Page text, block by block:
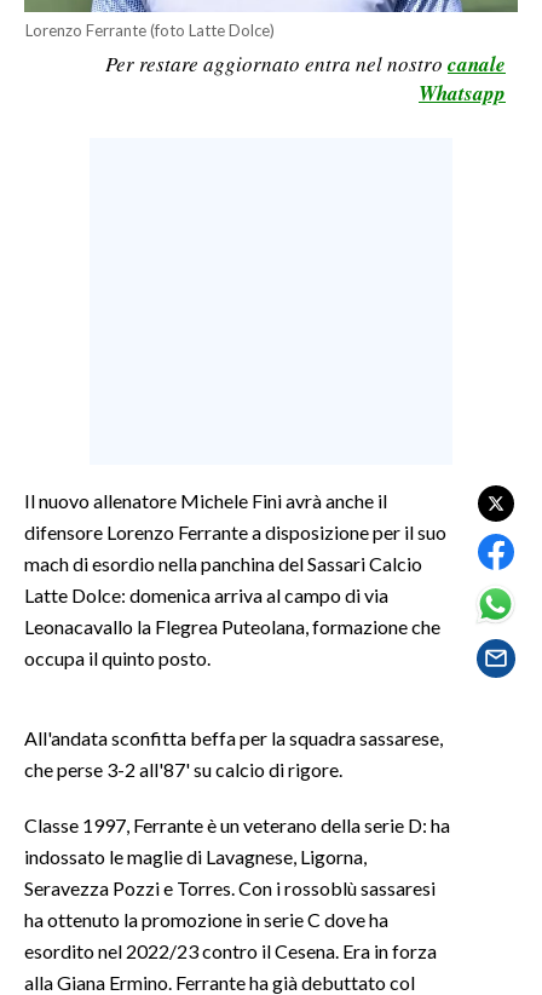
SPORT IN SARDEGNA
SPETTACOLI
SARDEGNA TURISMO
NOTIZIE
#CARAUNIONE
3 MINUTI CON
INSULARITÀ
Lorenzo Ferrante (foto Latte Dolce)
Per restare aggiornato entra nel nostro canale
Whatsapp
Il nuovo allenatore Michele Fini avrà anche il
difensore Lorenzo Ferrante a disposizione per il suo
mach di esordio nella panchina del Sassari Calcio
Latte Dolce: domenica arriva al campo di via
Leonacavallo la Flegrea Puteolana, formazione che
occupa il quinto posto.
All'andata sconfitta beffa per la squadra sassarese,
che perse 3-2 all'87' su calcio di rigore.
Classe 1997, Ferrante è un veterano della serie D: ha
indossato le maglie di Lavagnese, Ligorna,
Seravezza Pozzi e Torres. Con i rossoblù sassaresi
ha ottenuto la promozione in serie C dove ha
esordito nel 2022/23 contro il Cesena. Era in forza
alla Giana Ermino. Ferrante ha già debuttato col